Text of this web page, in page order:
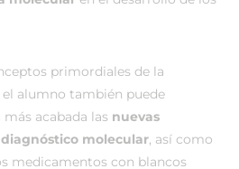
primordiales de la
alumno también puede
acabada las nuevas
molecular, así como
medicamentos con blancos